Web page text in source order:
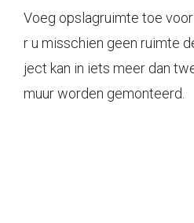
Voeg opslagruimte toe
r u misschien geen ruimte
ject kan in iets meer dan
muur worden gemonteerd.